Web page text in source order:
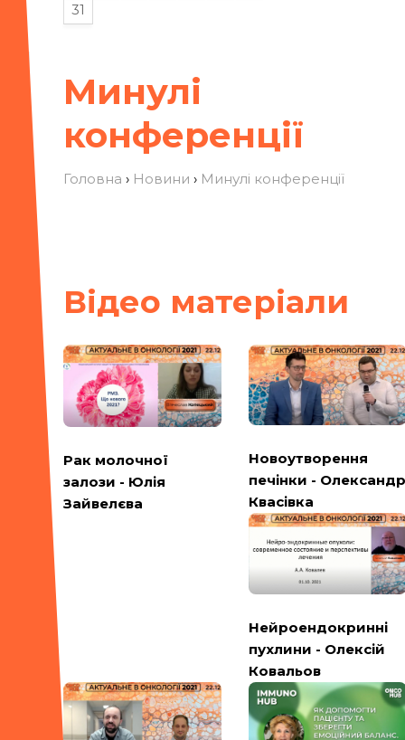
Минулі
конференції
Головна › Новини › Минулі конференції
Вiдео матерiали
Рак молочної
залози - Юлія
Зайвелєва
Новоутворення
печінки - Олександр
Квасівка
Нейроендокринні
пухлини - Олексій
Ковальов
31